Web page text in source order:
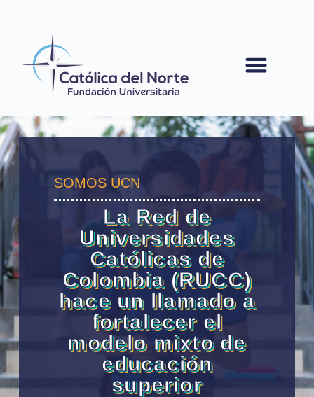
SOMOS UCN
La Red de
Universidades
Católicas de
Colombia (RUCC)
hace un llamado a
fortalecer el
modelo mixto de
educación
superior